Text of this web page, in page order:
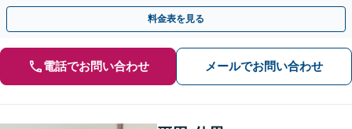
／寄与分／成年後見／遺留分／相続放棄／遺言書作成など」
料金表を見る
電話でお問い合わせ メールでお問い合わせ